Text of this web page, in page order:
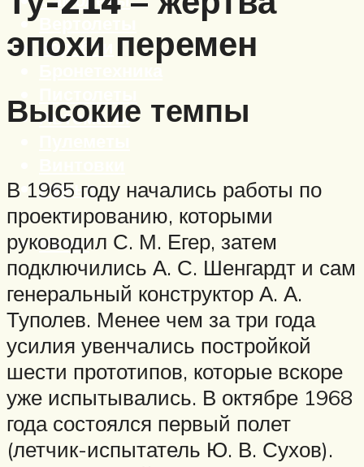
Корабли
Бронетехника
Автоматы
Ружья
Меню
эпохи перемен
Высокие темпы
В 1965 году начались работы по
проектированию, которыми
руководил С. М. Егер, затем
подключились А. С. Шенгардт и сам
генеральный конструктор А. А.
Туполев. Менее чем за три года
усилия увенчались постройкой
шести прототипов, которые вскоре
уже испытывались. В октябре 1968
года состоялся первый полет
(летчик-испытатель Ю. В. Сухов).